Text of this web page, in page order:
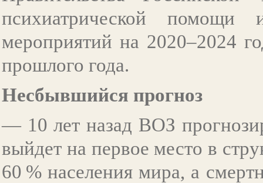
психиатрической помощи
мероприятий на 2020–2024
прошлого года.
Несбывшийся прогноз
— 10 лет назад ВОЗ
выйдет на первое место в
60 % населения мира, а